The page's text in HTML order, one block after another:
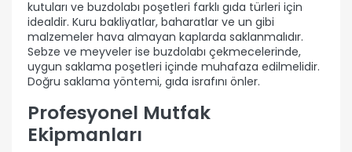
kutuları ve buzdolabı poşetleri farklı gıda türleri için
idealdir. Kuru bakliyatlar, baharatlar ve un gibi
malzemeler hava almayan kaplarda saklanmalıdır.
Sebze ve meyveler ise buzdolabı çekmecelerinde,
uygun saklama poşetleri içinde muhafaza edilmelidir.
Doğru saklama yöntemi, gıda israfını önler.
Profesyonel Mutfak
Ekipmanları